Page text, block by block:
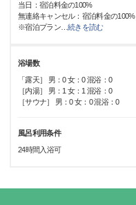
当日：宿泊料金の100%
無連絡キャンセル：宿泊料金の100%
※宿泊プラン…続きを読む
浴場数
「露天］ 男：0 女：0 混浴：0
［内湯］ 男：1 女：1 混浴：0
［サウナ］ 男：0 女：0 混浴：0
風呂利用条件
24時間入浴可